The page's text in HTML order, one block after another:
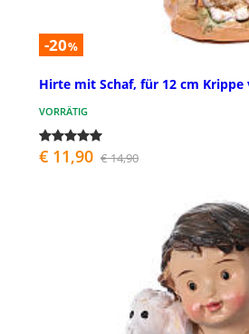
-20%
Hirte mit Schaf, für 12 cm
VORRÄTIG
€ 11,90 € 14,90